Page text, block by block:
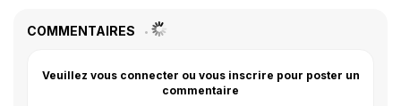
COMMENTAIRES
Veuillez vous connecter ou vous inscrire pour poster un
commentaire